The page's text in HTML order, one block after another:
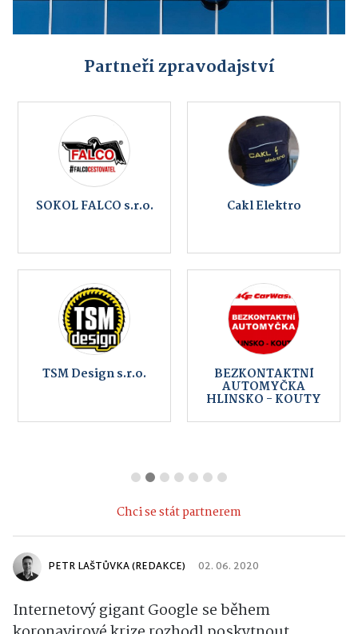
Partneři zpravodajství
SOKOL FALCO s.r.o. Cakl Elektro
TSM Design s.r.o. BEZKONTAKTNÍ
AUTOMYČKA
HLINSKO - KOUTY
Chci se stát partnerem
PETR LAŠTŮVKA (REDAKCE) 02. 06. 2020
Internetový gigant Google se během